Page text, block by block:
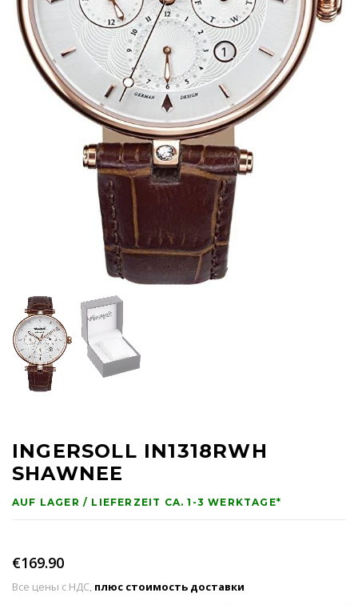
INGERSOLL IN1318RWH
SHAWNEE
AUF LAGER / LIEFERZEIT CA. 1-3 WERKTAGE*
€169.90
Все цены с НДС, плюс стоимость доставки